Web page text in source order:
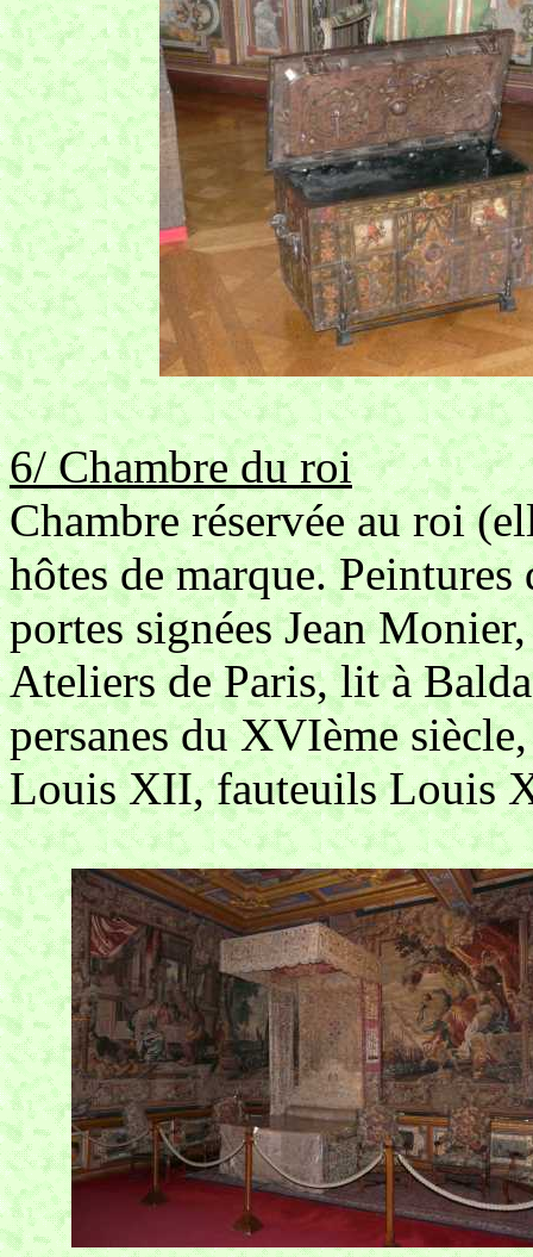
6/ Chambre du roi
Chambre réservée au roi
hôtes de marque.
portes signées Jean
Ateliers de Paris, lit à
persanes du XVIème
Louis XII, fauteuils Louis